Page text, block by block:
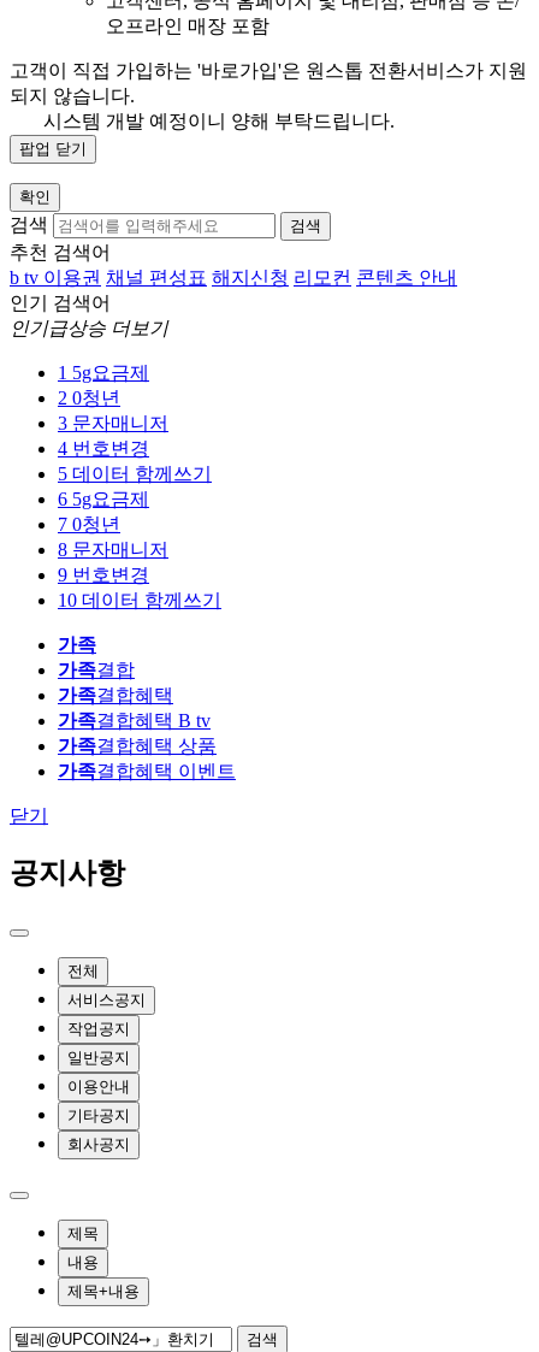
오프라인 매장 포함
고객이 직접 가입하는 '바로가입'은 원스톱 전환서비스가 지원
되지 않습니다.
시스템 개발 예정이니 양해 부탁드립니다.
팝업 닫기
확인
검색 검색
추천 검색어
b tv 이용권 채널 편성표 해지신청 리모컨 콘텐츠 안내
인기 검색어
인기급상승 더보기
1 5g요금제
2 0청년
3 문자매니저
4 번호변경
5 데이터 함께쓰기
6 5g요금제
7 0청년
8 문자매니저
9 번호변경
10 데이터 함께쓰기
가족
가족결합
가족결합혜택
가족결합혜택 B tv
가족결합혜택 상품
가족결합혜택 이벤트
닫기
공지사항
전체
서비스공지
작업공지
일반공지
이용안내
기타공지
회사공지
제목
내용
제목+내용
검색